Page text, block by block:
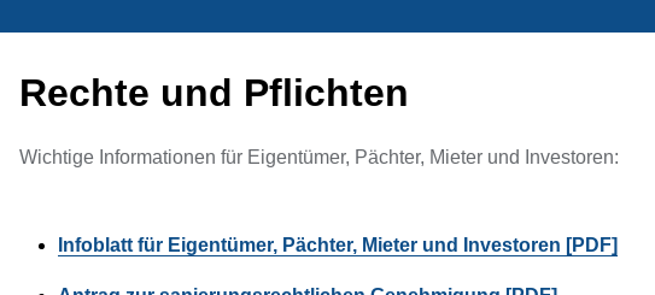
Rechte und Pflichten
Wichtige Informationen für Eigentümer, Pächter, Mieter und Investoren:
Infoblatt für Eigentümer, Pächter, Mieter und Investoren [PDF]